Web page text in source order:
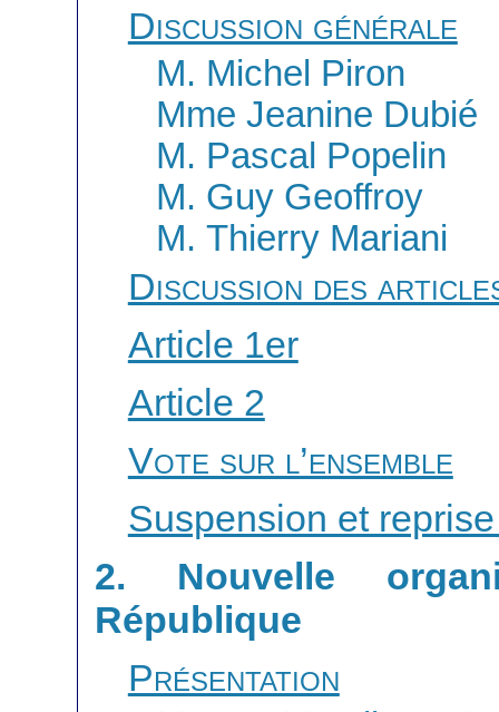
Discussion générale
M. Michel Piron
Mme Jeanine Dubié
M. Pascal Popelin
M. Guy Geoffroy
M. Thierry Mariani
Discussion des
Article 1er
Article 2
Vote sur l’ensemble
Suspension et
2. Nouvelle
République
Présentation